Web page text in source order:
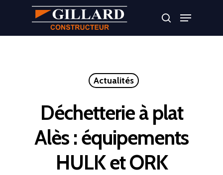
Actualités
Déchetterie à plat
Alès : équipements
HULK et ORK